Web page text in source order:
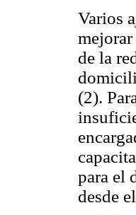
Varios
de la
(2).
para el
desde